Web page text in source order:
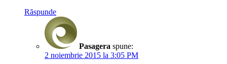
Răspunde
Pasagera spune:
2 noiembrie 2015 la 3:05 PM